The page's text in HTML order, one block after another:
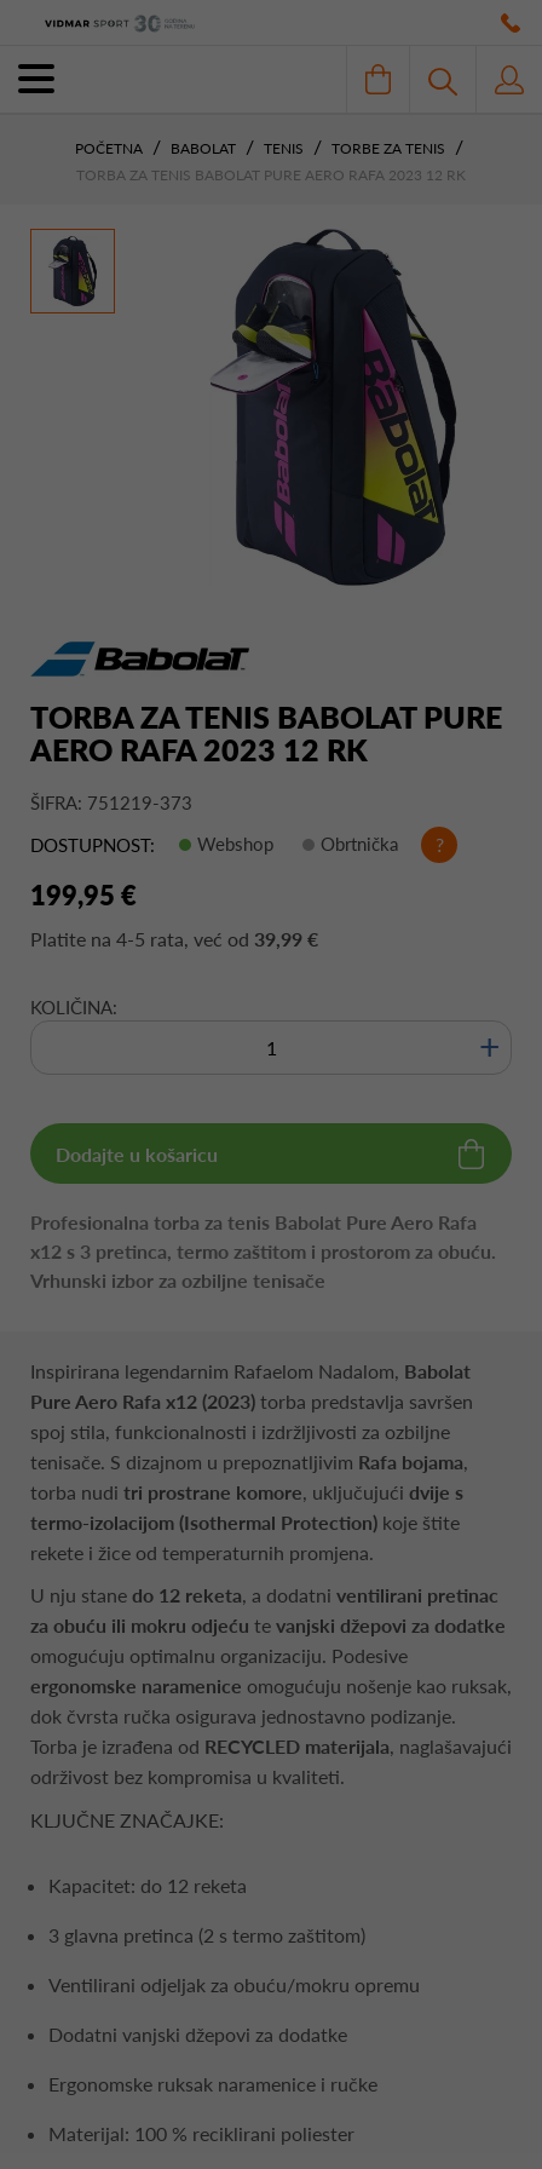
POČETNA BABOLAT TENIS
TORBE ZA TENIS
TORBA ZA TENIS BABOLAT PURE AERO RAFA 2023 12 RK
TORBA ZA TENIS BABOLAT PURE
AERO RAFA 2023 12 RK
ŠIFRA: 751219-373
DOSTUPNOST:
Webshop Obrtnička ?
199,95 €
Platite na 4-5 rata, već od 39,99 €
KOLIČINA:
+
Dodajte u košaricu
Profesionalna torba za tenis Babolat Pure Aero Rafa
x12 s 3 pretinca, termo zaštitom i prostorom za obuću.
Vrhunski izbor za ozbiljne tenisače
Inspirirana legendarnim Rafaelom Nadalom, Babolat
Pure Aero Rafa x12 (2023) torba predstavlja savršen
spoj stila, funkcionalnosti i izdržljivosti za ozbiljne
tenisače. S dizajnom u prepoznatljivim Rafa bojama,
torba nudi tri prostrane komore, uključujući dvije s
termo-izolacijom (Isothermal Protection) koje štite
rekete i žice od temperaturnih promjena.
U nju stane do 12 reketa, a dodatni ventilirani pretinac
za obuću ili mokru odjeću te vanjski džepovi za dodatke
omogućuju optimalnu organizaciju. Podesive
ergonomske naramenice omogućuju nošenje kao ruksak,
dok čvrsta ručka osigurava jednostavno podizanje.
Torba je izrađena od RECYCLED materijala, naglašavajući
održivost bez kompromisa u kvaliteti.
KLJUČNE ZNAČAJKE:
Kapacitet: do 12 reketa
3 glavna pretinca (2 s termo zaštitom)
Ventilirani odjeljak za obuću/mokru opremu
Dodatni vanjski džepovi za dodatke
Ergonomske ruksak naramenice i ručke
Materijal: 100 % reciklirani poliester